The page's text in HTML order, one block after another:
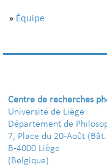
» Équipe
Centre de recherches
Université de Liège
Département de
7, Place du 20-Août
B-4000 Liège
(Belgique)